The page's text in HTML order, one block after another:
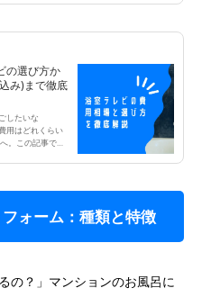
ーカー、そして
。
の選び方か
み)まで徹底
したいな
用はどれくらい
。この記事で
ォーム：種類と特徴
の？」マンションのお風呂に